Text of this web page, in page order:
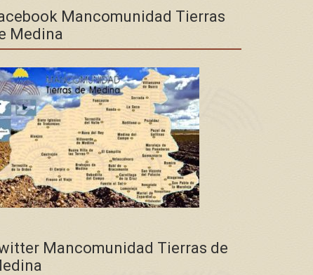
Mancomunidad Tierras
Medina
Mancomunidad Tierras de